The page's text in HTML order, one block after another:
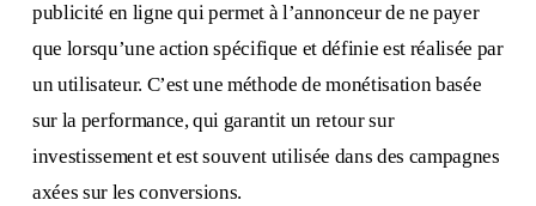
publicité en ligne qui permet à l’annonceur de ne payer
que lorsqu’une action spécifique et définie est réalisée par
un utilisateur. C’est une méthode de monétisation basée
sur la performance, qui garantit un retour sur
investissement et est souvent utilisée dans des campagnes
axées sur les conversions.